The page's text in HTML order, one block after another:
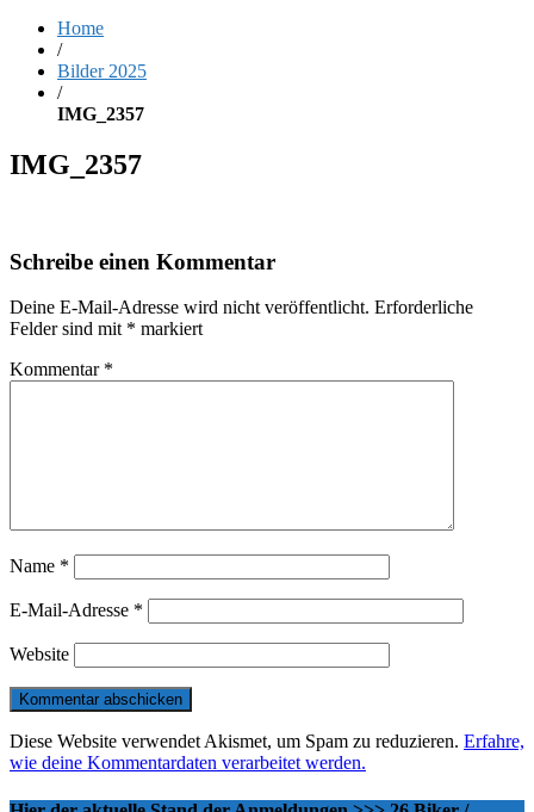
Home
/
Bilder 2025
/
IMG_2357
IMG_2357
Schreibe einen Kommentar
Deine E-Mail-Adresse wird nicht veröffentlicht. Erforderliche
Felder sind mit * markiert
Kommentar *
Name *
E-Mail-Adresse *
Website
Diese Website verwendet Akismet, um Spam zu reduzieren. Erfahre,
wie deine Kommentardaten verarbeitet werden.